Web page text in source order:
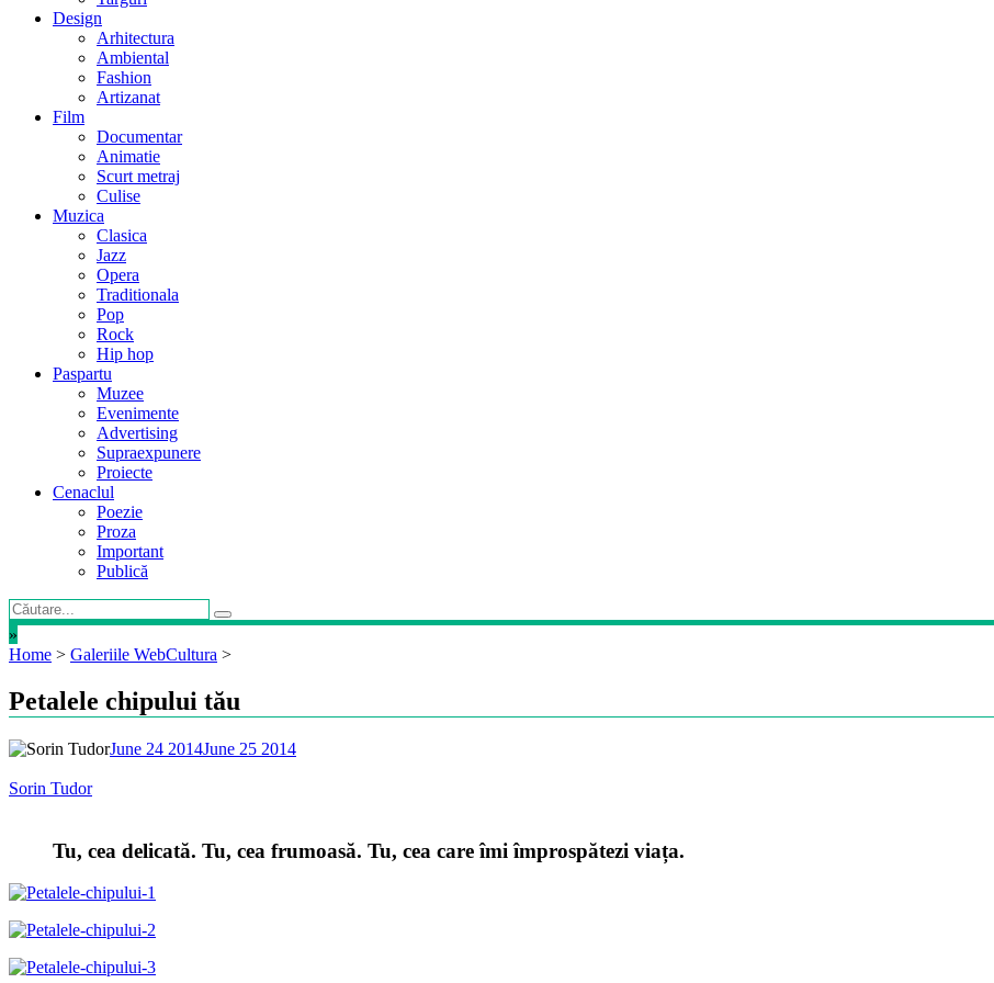
Design
Arhitectura
Ambiental
Fashion
Artizanat
Film
Documentar
Animatie
Scurt metraj
Culise
Muzica
Clasica
Jazz
Opera
Traditionala
Pop
Rock
Hip hop
Paspartu
Muzee
Evenimente
Advertising
Supraexpunere
Proiecte
Cenaclul
Poezie
Proza
Important
Publică
»
Home > Galeriile WebCultura >
Petalele chipului tău
June 24 2014June 25 2014
Sorin Tudor
Tu, cea delicată. Tu, cea frumoasă. Tu, cea care îmi împrospătezi viața.